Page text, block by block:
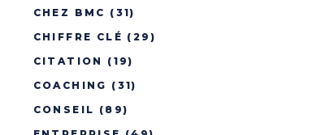
CHEZ BMC (31)
CHIFFRE CLÉ (29)
CITATION
(19)
COACHING (31)
CONSEIL (89)